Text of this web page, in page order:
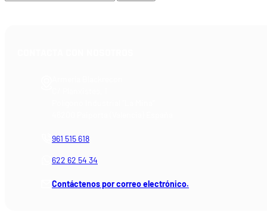
961 515 618
622 62 54 34
Contáctenos por correo electrónico.